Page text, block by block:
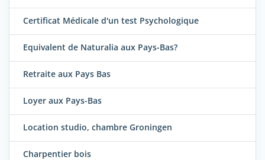
Certificat Médicale d'un test Psychologique
Equivalent de Naturalia aux Pays-Bas?
Retraite aux Pays Bas
Loyer aux Pays-Bas
Location studio, chambre Groningen
Charpentier bois